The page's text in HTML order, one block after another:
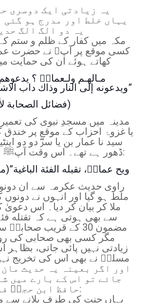
یہاں خلط اور مدرج ہو گئی
یہ دو الگ الگ
کسی موقع پر آپﷺ نے حضرت
کھاتے ہوئے ان کی حمایت
ويدعونه إلى النار وذاك داب الاشقياء والفجار”
(فضائل الصحابة لأحمد: 1598)
یا غزوۂ احزاب کے موقع پر خندق
سید نا عمار بن یا سرؓ دو دو
ڈھور ہے تھے۔ اس وقت آپﷺ نے فرمایا تھا:
راوی حدیث عکرمہ سے ان
ملط ہو گیا اور انہوں نے دونوں
ملا کر بیان کر دیا۔ اس دعویٰ
سے بھی ہوتی ہے کہ تقتله فئۃ
مضمون 30 کے قریب
مگر کسی بھی صحابی کی
زیادتی نہیں پائی جاتی، بظاہر
جائے تو اس کے بارے میں
حافظ ابن حجرؒ فرماتے ہیں: